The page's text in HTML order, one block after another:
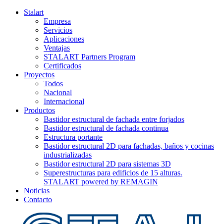
Stalart
Empresa
Servicios
Aplicaciones
Ventajas
STALART Partners Program
Certificados
Proyectos
Todos
Nacional
Internacional
Productos
Bastidor estructural de fachada entre forjados
Bastidor estructural de fachada continua
Estructura portante
Bastidor estructural 2D para fachadas, baños y cocinas
industrializadas
Bastidor estructural 2D para sistemas 3D
Superestructuras para edificios de 15 alturas.
STALART powered by REMAGIN
Noticias
Contacto